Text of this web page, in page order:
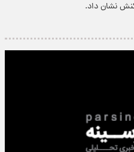
نشان داد.